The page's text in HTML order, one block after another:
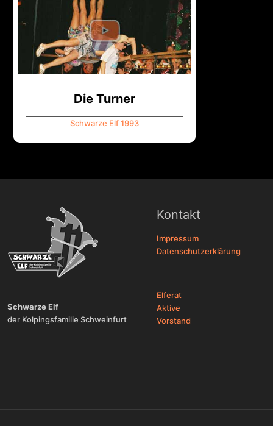
Die Turner
Schwarze Elf 1993
Schwarze Elf
der Kolpingsfamilie Schweinfurt
Kontakt
Impressum
Datenschutzerklärung
Elferat
Aktive
Vorstand